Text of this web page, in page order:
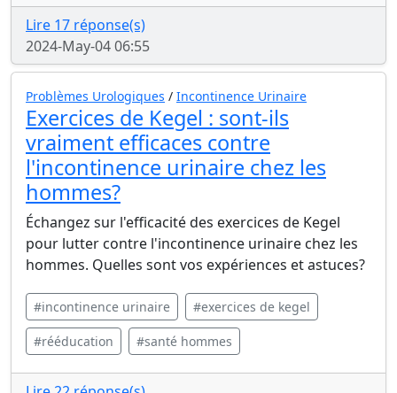
Lire 17 réponse(s)
2024-May-04 06:55
Problèmes Urologiques / Incontinence Urinaire
Exercices de Kegel : sont-ils
vraiment efficaces contre
l'incontinence urinaire chez les
hommes?
Échangez sur l'efficacité des exercices de Kegel
pour lutter contre l'incontinence urinaire chez les
hommes. Quelles sont vos expériences et astuces?
#incontinence urinaire #exercices de kegel
#rééducation #santé hommes